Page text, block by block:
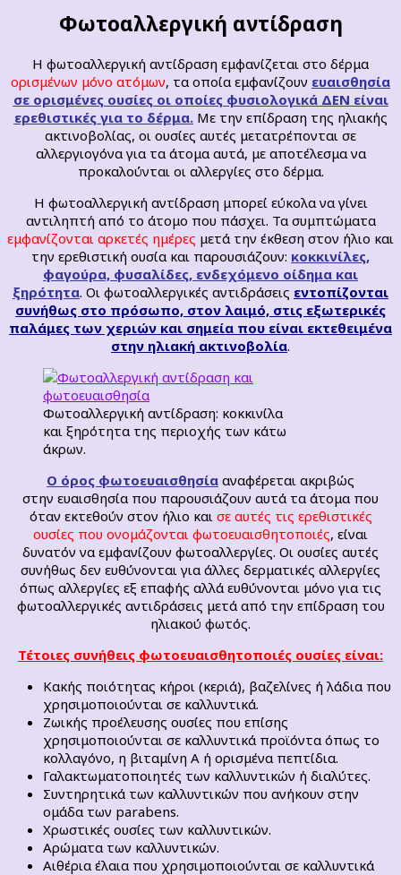
Φωτοαλλεργική αντίδραση
Η φωτοαλλεργική αντίδραση εμφανίζεται στο δέρμα
ορισμένων μόνο ατόμων, τα οποία εμφανίζουν ευαισθησία
σε ορισμένες ουσίες οι οποίες φυσιολογικά ΔΕΝ είναι
ερεθιστικές για το δέρμα.Με την επίδραση της ηλιακής
ακτινοβολίας, οι ουσίες αυτές μετατρέπονται σε
αλλεργιογόνα για τα άτομα αυτά, με αποτέλεσμα να
προκαλούνται οι αλλεργίες στο δέρμα.
Η φωτοαλλεργική αντίδραση μπορεί εύκολα να γίνει
αντιληπτή από το άτομο που πάσχει. Τα συμπτώματα
εμφανίζονται αρκετές ημέρες μετά την έκθεση στον ήλιο και
την ερεθιστική ουσία και παρουσιάζουν: κοκκινίλες,
φαγούρα, φυσαλίδες, ενδεχόμενο οίδημα και
ξηρότητα. Οι φωτοαλλεργικές αντιδράσεις εντοπίζονται
συνήθως στο πρόσωπο, στον λαιμό, στις εξωτερικές
παλάμες των χεριών και σημεία που είναι εκτεθειμένα
στην ηλιακή ακτινοβολία.
Φωτοαλλεργική αντίδραση: κοκκινίλα
και ξηρότητα της περιοχής των κάτω
άκρων.
Ο όρος φωτοευαισθησία αναφέρεται ακριβώς
στην ευαισθησία που παρουσιάζουν αυτά τα άτομα που
όταν εκτεθούν στον ήλιο και σε αυτές τις ερεθιστικές
ουσίες που ονομάζονται φωτοευαισθητοποιές, είναι
δυνατόν να εμφανίζουν φωτοαλλεργίες. Οι ουσίες αυτές
συνήθως δεν ευθύνονται για άλλες δερματικές αλλεργίες
όπως αλλεργίες εξ επαφής αλλά ευθύνονται μόνο για τις
φωτοαλλεργικές αντιδράσεις μετά από την επίδραση του
ηλιακού φωτός.
Τέτοιες συνήθεις φωτοευαισθητοποιές ουσίες είναι:
Κακής ποιότητας κήροι (κεριά), βαζελίνες ή λάδια που
χρησιμοποιούνται σε καλλυντικά.
Ζωικής προέλευσης ουσίες που επίσης
χρησιμοποιούνται σε καλλυντικά προϊόντα όπως το
κολλαγόνο, η βιταμίνη Α ή ορισμένα πεπτίδια.
Γαλακτωματοποιητές των καλλυντικών ή διαλύτες.
Συντηρητικά των καλλυντικών που ανήκουν στην
ομάδα των parabens.
Χρωστικές ουσίες των καλλυντικών.
Αρώματα των καλλυντικών.
Αιθέρια έλαια που χρησιμοποιούνται σε καλλυντικά